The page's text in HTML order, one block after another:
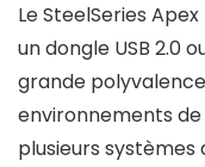
Le SteelSeries
un dongle USB 2.0
grande
environnements
plusieurs systèmes